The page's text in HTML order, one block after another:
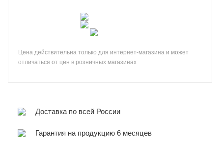
Цена действительна только для интернет-магазина и может
отличаться от цен в розничных магазинах
Доставка по всей России
Гарантия на продукцию 6 месяцев